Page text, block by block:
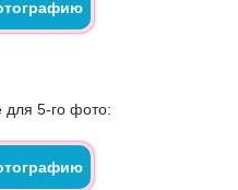
для 5-го фото: